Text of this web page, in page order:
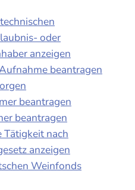
oder
anzeigen
beantragen
beantragen
beantragen
nach
anzeigen
Weinfonds